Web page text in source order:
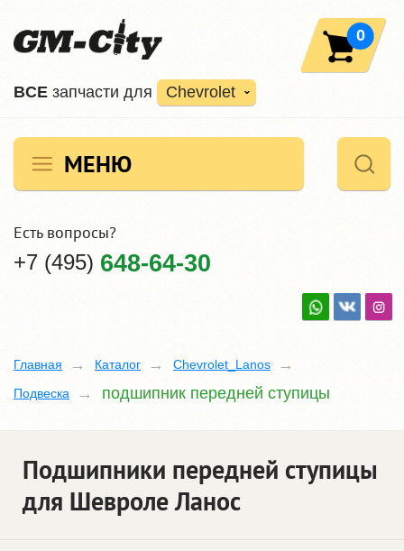
ВCE запчасти для Chevrolet
0
МЕНЮ
Есть вопросы?
+7 (495) 648-64-30
Главная Каталог
Chevrolet_Lanos
Подвеска
подшипник передней ступицы
Подшипники передней ступицы
для Шевроле Ланос